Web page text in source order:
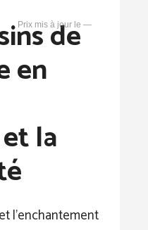
—
de
en
la
l’enchantement